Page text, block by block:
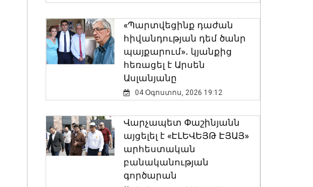
Ծովինար Թադևոսյանը
պարգևատրել է
ծառայողական
պարտականությունները
բարեխղճորեն կատարած
ծառայողներին
06 Օգոստոս, 2026 20:17
Երևանում անցկացվեց
հաշմանդամություն
ունեցող անձանց
միջազգային մարզական
փառատոնը
«Պարտվեցինք դաժան
հիվանդության դեմ ծանր
պայքարում»․ կյանքից
հեռացել է Արսեն
Ասլանյանը
04 Օգոստոս, 2026 19:12
Վարչապետ Փաշինյանն
այցելել է «ԷԼԵՎԵՅԹ ԷՅԱՅ»
արհեստական
բանականության
գործարան